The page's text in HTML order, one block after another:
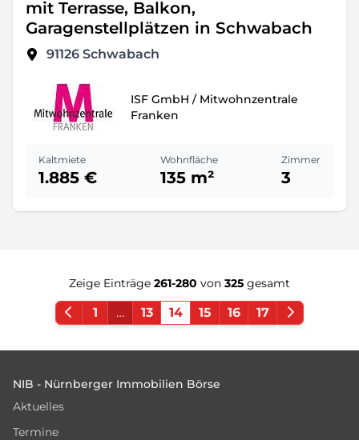
mit Terrasse, Balkon,
Garagenstellplätzen in Schwabach
91126 Schwabach
ISF GmbH / Mitwohnzentrale
Franken
Kaltmiete
1.885 €
Wohnfläche
135 m²
Zimmer
3
Zeige Einträge 261-280 von 325 gesamt
1 … 13 14 15 16 17
NIB - Nürnberger Immobilien Börse
Aktuelles
Termine